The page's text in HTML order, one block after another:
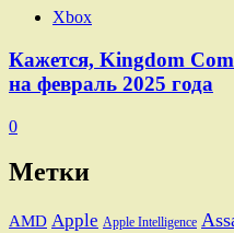
Xbox
Кажется, Kingdom
на февраль 2025 года
0
Метки
AMD Apple Apple Intelligence